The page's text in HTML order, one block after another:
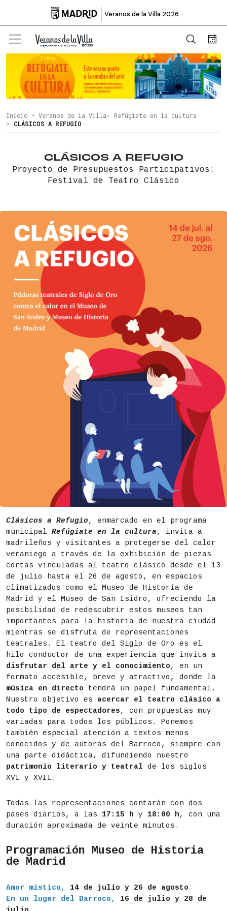
 Veranos de la Villa 2026
Abrir
Inicio - Veranos de la Villa
Refúgiate en la cultura
CLÁSICOS A REFUGIO
CLÁSICOS A REFUGIO
Proyecto de Presupuestos Participativos:
Festival de Teatro Clásico
Clásicos a Refugio, enmarcado en el programa
municipal Refúgiate en la cultura, invita a
madrileños y visitantes a protegerse del calor
veraniego a través de la exhibición de piezas
cortas vinculadas al teatro clásico desde el 13
de julio hasta el 26 de agosto, en espacios
climatizados como el Museo de Historia de
Madrid y el Museo de San Isidro, ofreciendo la
posibilidad de redescubrir estos museos tan
importantes para la historia de nuestra ciudad
mientras se disfruta de representaciones
teatrales. El teatro del Siglo de Oro es el
hilo conductor de una experiencia que invita a
disfrutar del arte y el conocimiento, en un
formato accesible, breve y atractivo, donde la
música en directo tendrá un papel fundamental.
Nuestro objetivo es acercar el teatro clásico a
todo tipo de espectadores, con propuestas muy
variadas para todos los públicos. Ponemos
también especial atención a textos menos
conocidos y de autoras del Barroco, siempre con
una parte didáctica, difundiendo nuestro
patrimonio literario y teatral de los siglos
XVI y XVII.
Todas las representaciones contarán con dos
pases diarios, a las 17:15 h y 18:00 h, con una
duración aproximada de veinte minutos.
Programación Museo de Historia
de Madrid
Amor místico,
14 de julio y 26 de agosto
En un lugar del Barroco,
16 de julio y 28 de